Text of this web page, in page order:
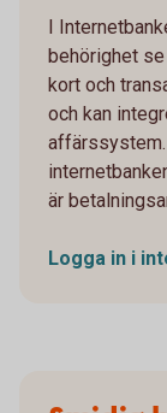
I
behörighet
kort och
och kan
är
Logga in i